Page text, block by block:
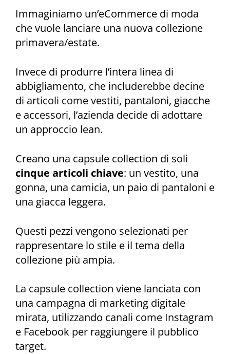
Immaginiamo un’eCommerce di moda
che vuole lanciare una nuova collezione
primavera/estate.
Invece di produrre l’intera linea di
abbigliamento, che includerebbe decine
di articoli come vestiti, pantaloni, giacche
e accessori, l’azienda decide di adottare
un approccio lean.
Creano una capsule collection di soli
cinque articoli chiave: un vestito, una
gonna, una camicia, un paio di pantaloni e
una giacca leggera.
Questi pezzi vengono selezionati per
rappresentare lo stile e il tema della
collezione più ampia.
La capsule collection viene lanciata con
una campagna di marketing digitale
mirata, utilizzando canali come Instagram
e Facebook per raggiungere il pubblico
target.